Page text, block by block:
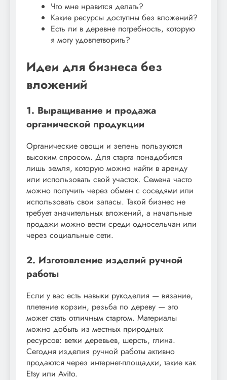
Что мне нравится делать?
Какие ресурсы доступны без вложений?
Есть ли в деревне потребность, которую
я могу удовлетворить?
Идеи для бизнеса без
вложений
1. Выращивание и продажа
органической продукции
Органические овощи и зелень пользуются
высоким спросом. Для старта понадобится
лишь земля, которую можно найти в аренду
или использовать свой участок. Семена часто
можно получить через обмен с соседями или
использовать свои запасы. Такой бизнес не
требует значительных вложений, а начальные
продажи можно вести среди односельчан или
через социальные сети.
2. Изготовление изделий ручной
работы
Если у вас есть навыки рукоделия — вязание,
плетение корзин, резьба по дереву — это
может стать отличным стартом. Материалы
можно добыть из местных природных
ресурсов: ветки деревьев, шерсть, глина.
Сегодня изделия ручной работы активно
продаются через интернет-площадки, такие как
Etsy или Avito.